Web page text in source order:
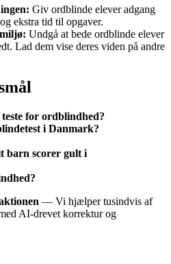
Giv ordblinde elever adgang
ekstra tid til opgaver.
Undgå at bede ordblinde elever
Lad dem vise deres viden på andre
for ordblindhed?
i Danmark?
barn scorer gult i
— Vi hjælper tusindvis af
AI-drevet korrektur og